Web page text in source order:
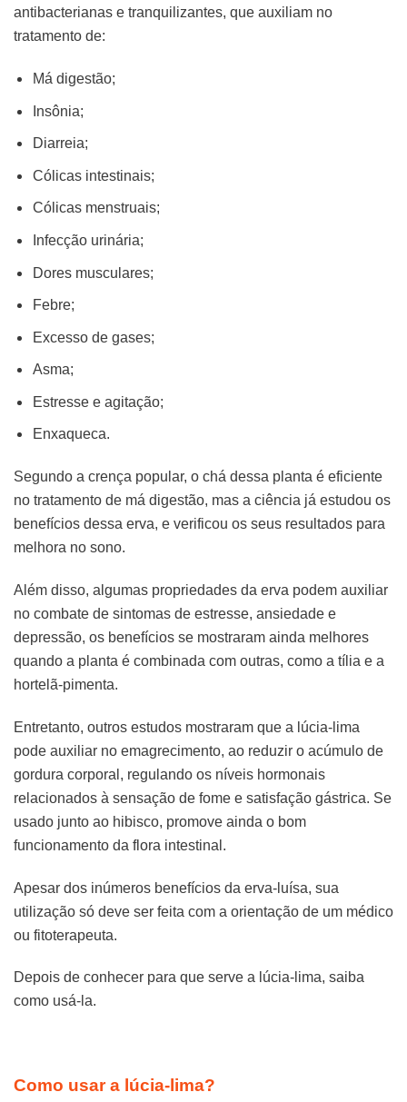
antibacterianas e tranquilizantes, que auxiliam no
tratamento de:
Má digestão;
Insônia;
Diarreia;
Cólicas intestinais;
Cólicas menstruais;
Infecção urinária;
Dores musculares;
Febre;
Excesso de gases;
Asma;
Estresse e agitação;
Enxaqueca.
Segundo a crença popular, o chá dessa planta é eficiente
no tratamento de má digestão, mas a ciência já estudou os
benefícios dessa erva, e verificou os seus resultados para
melhora no sono.
Além disso, algumas propriedades da erva podem auxiliar
no combate de sintomas de estresse, ansiedade e
depressão, os benefícios se mostraram ainda melhores
quando a planta é combinada com outras, como a tília e a
hortelã-pimenta.
Entretanto, outros estudos mostraram que a lúcia-lima
pode auxiliar no emagrecimento, ao reduzir o acúmulo de
gordura corporal, regulando os níveis hormonais
relacionados à sensação de fome e satisfação gástrica. Se
usado junto ao hibisco, promove ainda o bom
funcionamento da flora intestinal.
Apesar dos inúmeros benefícios da erva-luísa, sua
utilização só deve ser feita com a orientação de um médico
ou fitoterapeuta.
Depois de conhecer para que serve a lúcia-lima, saiba
como usá-la.
Como usar a lúcia-lima?